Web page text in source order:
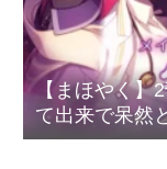
【まほやく】
て出来で呆然